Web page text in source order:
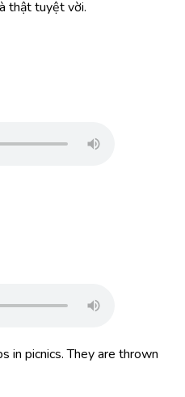
thật tuyệt vời.
in picnics. They are thrown